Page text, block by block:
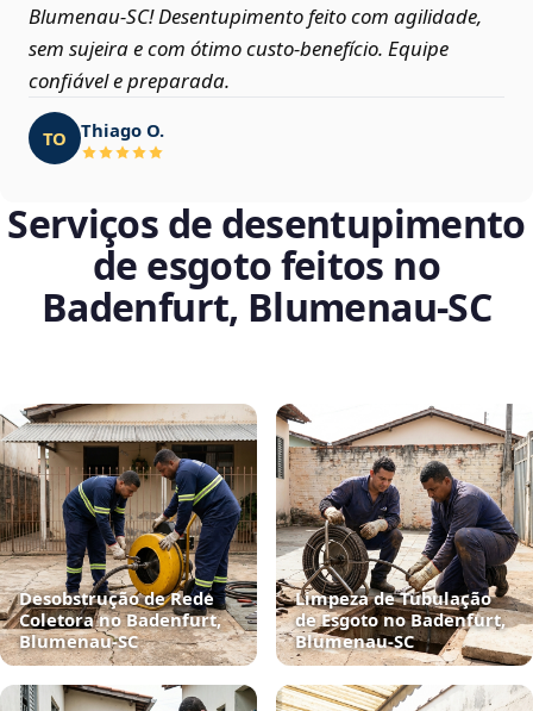
Blumenau‑SC! Desentupimento feito com agilidade,
sem sujeira e com ótimo custo-benefício. Equipe
confiável e preparada.
TO Thiago O.
Serviços de desentupimento
de esgoto feitos no
Badenfurt, Blumenau‑SC
Desobstrução de Rede
Coletora no Badenfurt,
Blumenau‑SC
Limpeza de Tubulação
de Esgoto no Badenfurt,
Blumenau‑SC